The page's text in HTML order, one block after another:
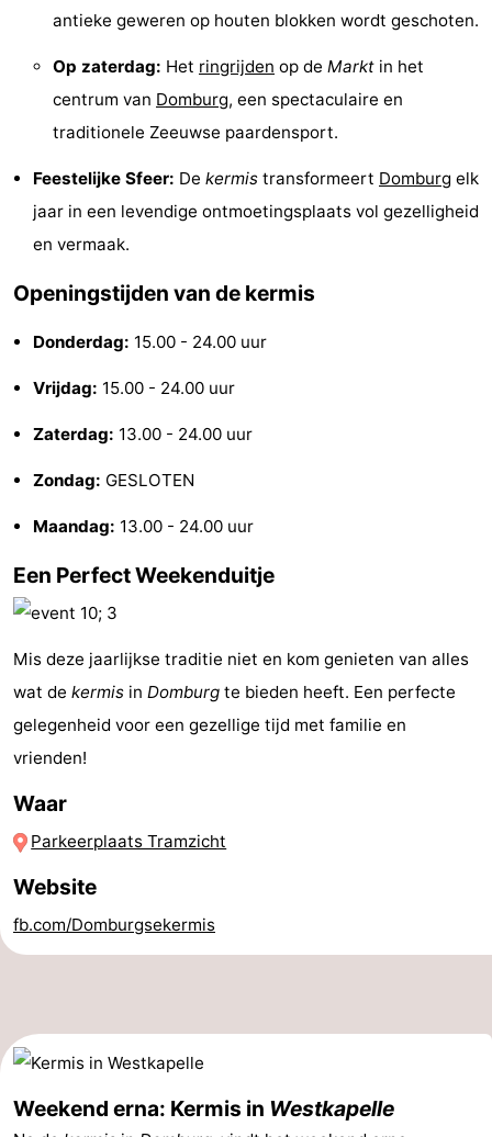
Uitkijkpunten
Speeltuinen
Binnenspeeltuinen
-
Minigolfbanen
Wellness
centra
Dorpen
&
Steden
Natuur
Rondleidingen
Sporten
-
Zwembaden
-
Paardrijden
-
en
drinken
Ringrijden
Mondriaan
Praktisch
Forum
antieke geweren op houten blokken wordt geschoten.
Op zaterdag: Het ringrijden op de Markt in het
centrum van Domburg, een spectaculaire en
traditionele Zeeuwse paardensport.
Feestelijke Sfeer: De kermis transformeert Domburg elk
jaar in een levendige ontmoetingsplaats vol gezelligheid
en vermaak.
Openingstijden van de kermis
Donderdag: 15.00 - 24.00 uur
Vrijdag: 15.00 - 24.00 uur
Zaterdag: 13.00 - 24.00 uur
Zondag: GESLOTEN
Maandag: 13.00 - 24.00 uur
Een Perfect Weekenduitje
Mis deze jaarlijkse traditie niet en kom genieten van alles
wat de kermis in Domburg te bieden heeft. Een perfecte
gelegenheid voor een gezellige tijd met familie en
vrienden!
Waar
Parkeerplaats Tramzicht
Website
fb.com/Domburgsekermis
Weekend erna: Kermis in Westkapelle